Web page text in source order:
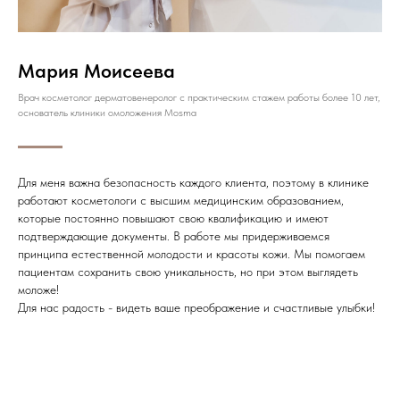
Мария Моисеева
Врач косметолог дерматовенеролог с практическим стажем работы более 10 лет,
основатель клиники омоложения Mosma
Для меня важна безопасность каждого клиента, поэтому в клинике
работают косметологи с высшим медицинским образованием,
которые постоянно повышают свою квалификацию и имеют
подтверждающие документы. В работе мы придерживаемся
принципа естественной молодости и красоты кожи. Мы помогаем
пациентам сохранить свою уникальность, но при этом выглядеть
моложе!
Для нас радость - видеть ваше преображение и счастливые улыбки!